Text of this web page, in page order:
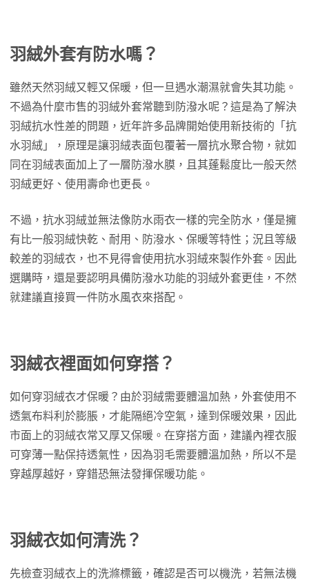
羽絨外套有防水嗎？
雖然天然羽絨又輕又保暖，但一旦遇水潮濕就會失其功能。
不過為什麼市售的羽絨外套常聽到防潑水呢？這是為了解決
羽絨抗水性差的問題，近年許多品牌開始使用新技術的「抗
水羽絨」，原理是讓羽絨表面包覆著一層抗水聚合物，就如
同在羽絨表面加上了一層防潑水膜，且其蓬鬆度比一般天然
羽絨更好、使用壽命也更長。
不過，抗水羽絨並無法像防水雨衣一樣的完全防水，僅是擁
有比一般羽絨快乾、耐用、防潑水、保暖等特性；況且等級
較差的羽絨衣，也不見得會使用抗水羽絨來製作外套。因此
選購時，還是要認明具備防潑水功能的羽絨外套更佳，不然
就建議直接買一件防水風衣來搭配。
羽絨衣裡面如何穿搭？
如何穿羽絨衣才保暖？由於羽絨需要體溫加熱，外套使用不
透氣布料利於膨脹，才能隔絕冷空氣，達到保暖效果，因此
市面上的羽絨衣常又厚又保暖。在穿搭方面，建議內裡衣服
可穿薄一點保持透氣性，因為羽毛需要體溫加熱，所以不是
穿越厚越好，穿錯恐無法發揮保暖功能。
羽絨衣如何清洗？
先檢查羽絨衣上的洗滌標籤，確認是否可以機洗，若無法機